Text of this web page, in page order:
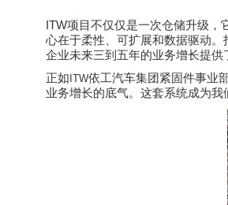
ITW项目不仅仅是一次仓储升级，
心在于柔性、可扩展和数据驱动
企业未来三到五年的业务增长提供
正如ITW依工汽车集团紧固件事业
业务增长的底气。这套系统成为我